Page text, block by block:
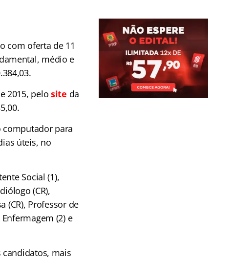
com oferta de 11
médio e
2015, pelo site da
computador para
úteis, no
Social (1),
(CR),
(CR), Professor de
(2) e
mais